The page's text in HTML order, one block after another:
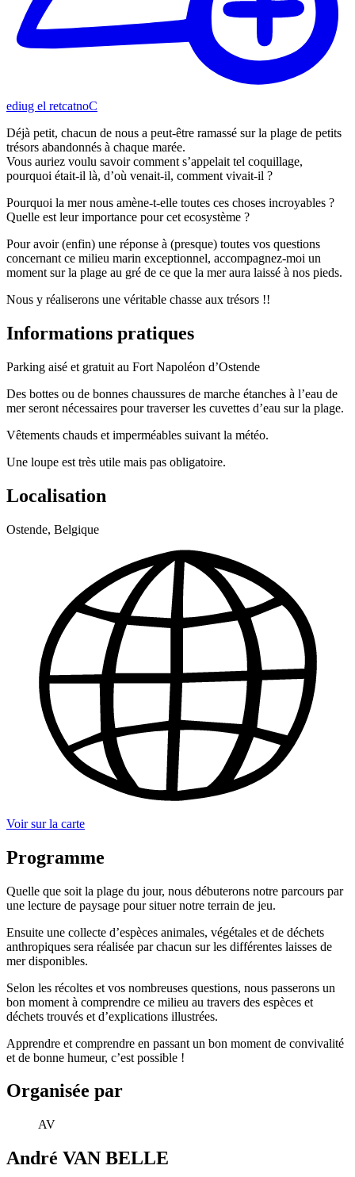
Contacter le guide
Déjà petit, chacun de nous a peut-être ramassé sur la plage de petits
trésors abandonnés à chaque marée.
Vous auriez voulu savoir comment s’appelait tel coquillage,
pourquoi était-il là, d’où venait-il, comment vivait-il ?
Pourquoi la mer nous amène-t-elle toutes ces choses incroyables ?
Quelle est leur importance pour cet ecosystème ?
Pour avoir (enfin) une réponse à (presque) toutes vos questions
concernant ce milieu marin exceptionnel, accompagnez-moi un
moment sur la plage au gré de ce que la mer aura laissé à nos pieds.
Nous y réaliserons une véritable chasse aux trésors !!
Informations pratiques
Parking aisé et gratuit au Fort Napoléon d’Ostende
Des bottes ou de bonnes chaussures de marche étanches à l’eau de
mer seront nécessaires pour traverser les cuvettes d’eau sur la plage.
Vêtements chauds et imperméables suivant la météo.
Une loupe est très utile mais pas obligatoire.
Localisation
Ostende, Belgique
Voir sur la carte
Programme
Quelle que soit la plage du jour, nous débuterons notre parcours par
une lecture de paysage pour situer notre terrain de jeu.
Ensuite une collecte d’espèces animales, végétales et de déchets
anthropiques sera réalisée par chacun sur les différentes laisses de
mer disponibles.
Selon les récoltes et vos nombreuses questions, nous passerons un
bon moment à comprendre ce milieu au travers des espèces et
déchets trouvés et d’explications illustrées.
Apprendre et comprendre en passant un bon moment de convivalité
et de bonne humeur, c’est possible !
Organisée par
AV
André VAN BELLE